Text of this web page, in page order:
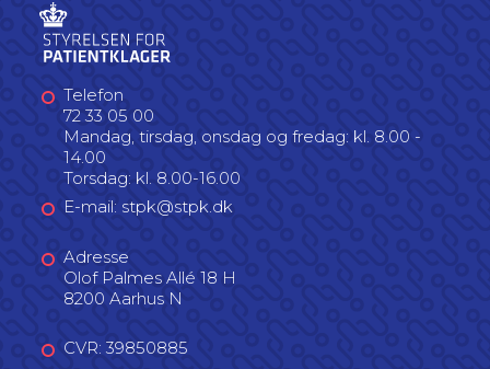
Telefon
72 33 05 00
Mandag, tirsdag, onsdag og fredag: kl. 8.00 -
14.00
Torsdag: kl. 8.00-16.00
E-mail: stpk@stpk.dk
Adresse
Olof Palmes Allé 18 H
8200 Aarhus N
CVR: 39850885